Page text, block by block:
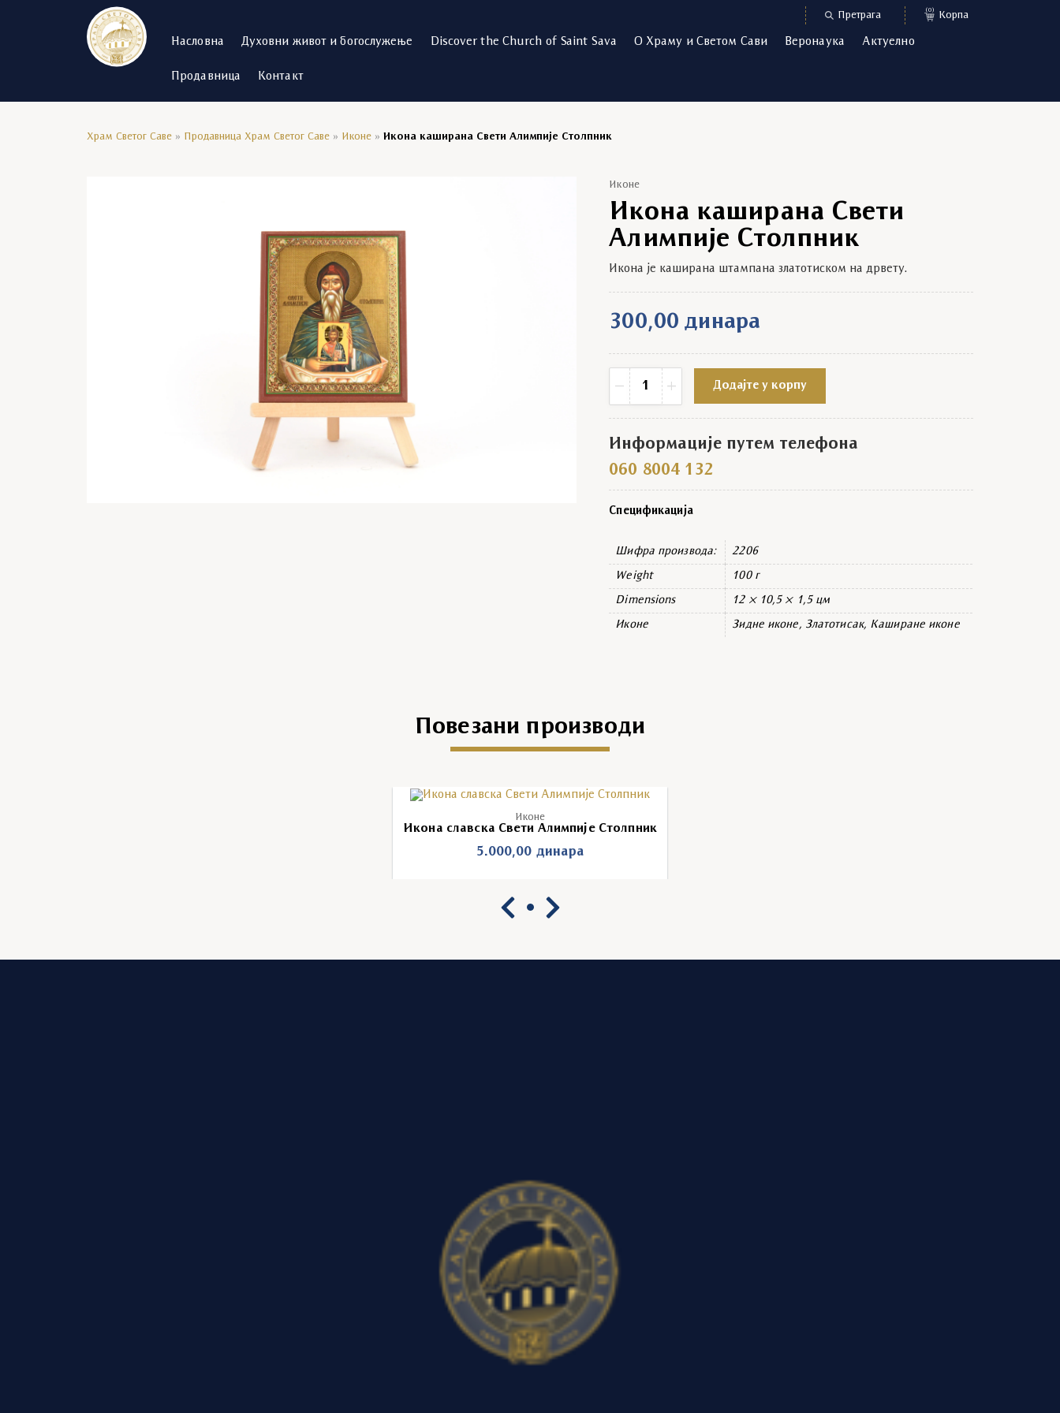
Претрага (0) Корпа
Насловна Духовни живот и богослужење Discover the Church of Saint Sava О Храму и Светом Сави Веронаука Актуелно
Продавница Контакт
Храм Светог Саве » Продавница Храм Светог Саве » Иконе » Икона каширана Свети Алимпије Столпник
Иконе
Икона каширана Свети
Алимпије Столпник
300,00динара
Икона је каширана штампана златотиском на дрвету.
−
Икона каширана Свети Алимпије Столпник quantity
+ Додајте у корпу
Информације путем телефона
060 8004 132
Спецификација
Шифра производа: 2206
Weight 100 г
Dimensions 12 × 10,5 × 1,5 цм
Иконе Зидне иконе, Златотисак, Каширане иконе
Повезани производи
Иконе
Икона славска Свети Алимпије Столпник
5.000,00 динара